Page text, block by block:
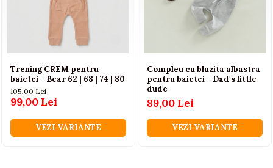
Trening CREM pentru
baietei - Bear 62 | 68 | 74 | 80
105,00 Lei
99,00 Lei
VEZI VARIANTE
Compleu cu bluzita albastra
pentru baietei - Dad's little
dude
89,00 Lei
VEZI VARIANTE